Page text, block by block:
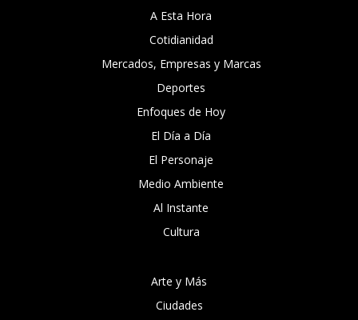
A Esta Hora
Cotidianidad
Mercados, Empresas y Marcas
Deportes
Enfoques de Hoy
El Día a Día
El Personaje
Medio Ambiente
Al Instante
Cultura
Arte y Más
Ciudades